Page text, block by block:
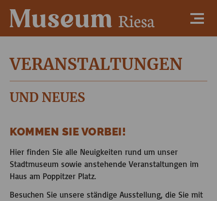
VERANSTALTUNGEN
UND NEUES
KOMMEN SIE VORBEI!
Hier finden Sie alle Neuigkeiten rund um unser
Stadtmuseum sowie anstehende Veranstaltungen im
Haus am Poppitzer Platz.
Besuchen Sie unsere ständige Ausstellung, die Sie mit